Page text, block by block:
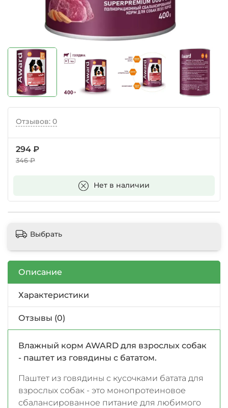
Отзывов: 0
294 ₽
346 ₽
Нет в наличии
В корзину
Выбрать
Описание
Характеристики
Отзывы (0)
Влажный корм AWARD для взрослых собак
- паштет из говядины с бататом.
Паштет из говядины с кусочками батата для
взрослых собак - это монопротеиновое
сбалансированное питание для любимого